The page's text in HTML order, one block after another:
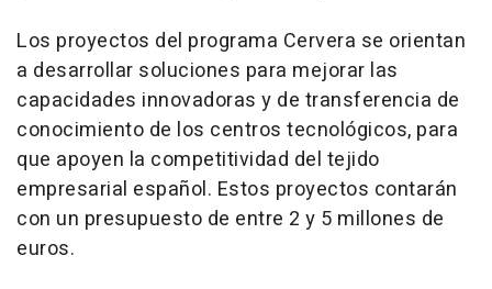
Los proyectos del programa Cervera se orientan
a desarrollar soluciones para mejorar las
capacidades innovadoras y de transferencia de
conocimiento de los centros tecnológicos, para
que apoyen la competitividad del tejido
empresarial español. Estos proyectos contarán
con un presupuesto de entre 2 y 5 millones de
euros.